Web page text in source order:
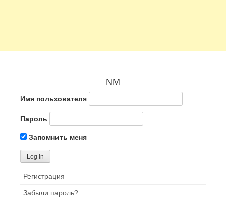
NM
Имя пользователя
Пароль
Запомнить меня
Регистрация
Забыли пароль?